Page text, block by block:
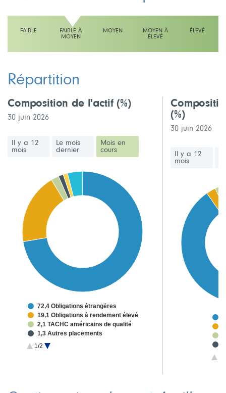
FAIBLE
FAIBLE À
MOYEN
MOYEN
MOYEN À
ÉLEVÉ
ÉLEVÉ
Répartition
Composition de l'actif(%)
30 juin 2026
Il y a 12
mois
Le mois
dernier
Mois en
cours
1/2
72,4 Obligations étrangères
19,1 Obligations à rendement élevé
2,1 TACHC américains de qualité
1,3 Autres placements
1,2 Obligations canadiennes
(%)
30 juin 2026
Il y a 12
mois